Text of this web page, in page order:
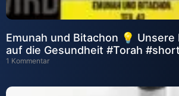
Emunah und Bitachon 💡 Unsere
auf die Gesundheit #Torah
1 Kommentar